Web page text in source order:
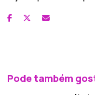
Pode também